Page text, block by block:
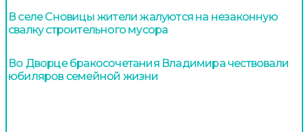
В селе Сновицы жители жалуются на незаконную
свалку строительного мусора
Во Дворце бракосочетания Владимира чествовали
юбиляров семейной жизни